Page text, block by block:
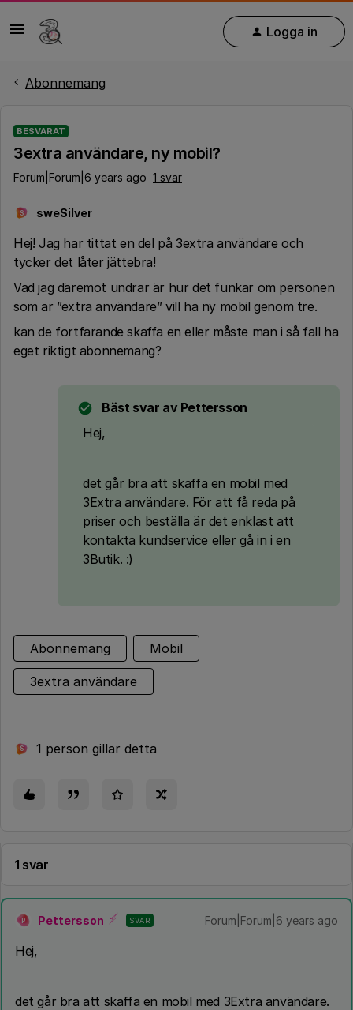
Logga in
Abonnemang
BESVARAT
3extra användare, ny mobil?
Forum|Forum|6 years ago 1 svar
S sweSilver
Hej! Jag har tittat en del på 3extra användare och
tycker det låter jättebra!
Vad jag däremot undrar är hur det funkar om personen
som är ”extra användare” vill ha ny mobil genom tre.
kan de fortfarande skaffa en eller måste man i så fall ha
eget riktigt abonnemang?
Bäst svar av Pettersson
Hej,
det går bra att skaffa en mobil med
3Extra användare. För att få reda på
priser och beställa är det enklast att
kontakta kundservice eller gå in i en
3Butik. :)
Abonnemang Mobil
3extra användare
S 1 person gillar detta
1 svar
P Pettersson SVAR Forum|Forum|6 years ago
Hej,
det går bra att skaffa en mobil med 3Extra användare.